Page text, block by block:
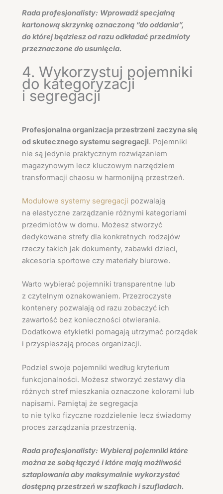
Rada profesjonalisty: Wprowadź specjalną
kartonową skrzynkę oznaczoną “do oddania”,
do której będziesz od razu odkładać przedmioty
przeznaczone do usunięcia.
4. Wykorzystuj pojemniki
do kategoryzacji
i segregacji
Profesjonalna organizacja przestrzeni zaczyna się
od skutecznego systemu segregacji. Pojemniki
nie są jedynie praktycznym rozwiązaniem
magazynowym lecz kluczowym narzędziem
transformacji chaosu w harmonijną przestrzeń.
Modułowe systemy segregacji pozwalają
na elastyczne zarządzanie różnymi kategoriami
przedmiotów w domu. Możesz stworzyć
dedykowane strefy dla konkretnych rodzajów
rzeczy takich jak dokumenty, zabawki dzieci,
akcesoria sportowe czy materiały biurowe.
Warto wybierać pojemniki transparentne lub
z czytelnym oznakowaniem. Przezroczyste
kontenery pozwalają od razu zobaczyć ich
zawartość bez konieczności otwierania.
Dodatkowe etykietki pomagają utrzymać porządek
i przyspieszają proces organizacji.
Podziel swoje pojemniki według kryterium
funkcjonalności. Możesz stworzyć zestawy dla
różnych stref mieszkania oznaczone kolorami lub
napisami. Pamiętaj że segregacja
to nie tylko fizyczne rozdzielenie lecz świadomy
proces zarządzania przestrzenią.
Rada profesjonalisty: Wybieraj pojemniki które
można ze sobą łączyć i które mają możliwość
sztaplowania aby maksymalnie wykorzystać
dostępną przestrzeń w szafkach i szufladach.